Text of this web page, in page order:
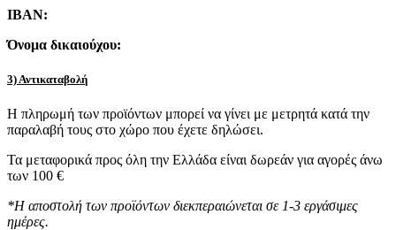
IBAN:
Όνομα δικαιούχου:
3) Αντικαταβολή
Η πληρωμή των προϊόντων μπορεί να γίνει με μετρητά κατά την
παραλαβή τους στο χώρο που έχετε δηλώσει.
Τα μεταφορικά προς όλη την Ελλάδα είναι δωρεάν για αγορές άνω
των 100 €
*Η αποστολή των προϊόντων διεκπεραιώνεται σε 1-3 εργάσιμες
ημέρες.